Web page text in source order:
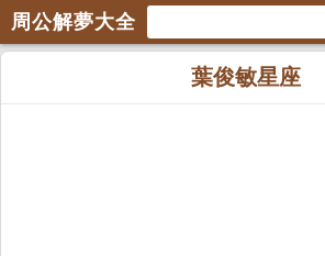
周公解夢大全
葉俊敏星座